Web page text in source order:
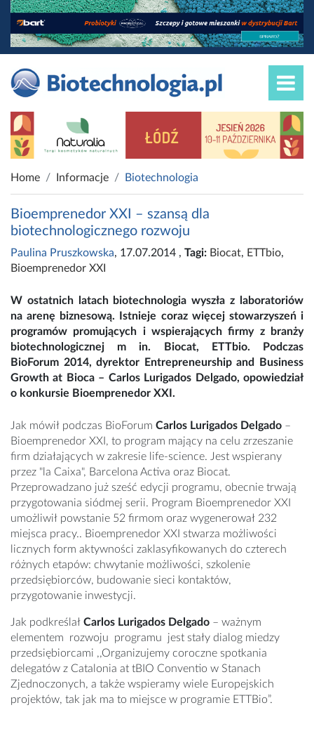
Home Informacje Biotechnologia
Bioemprenedor XXI – szansą dla
biotechnologicznego rozwoju
Paulina Pruszkowska, 17.07.2014 , Tagi: Biocat, ETTbio,
Bioemprenedor XXI
W ostatnich latach biotechnologia wyszła z laboratoriów
na arenę biznesową. Istnieje coraz więcej stowarzyszeń i
programów promujących i wspierających firmy z branży
biotechnologicznej m in. Biocat, ETTbio. Podczas
BioForum 2014, dyrektor Entrepreneurship and Business
Growth at Bioca – Carlos Lurigados Delgado, opowiedział
o konkursie Bioemprenedor XXI.
Jak mówił podczas BioForum Carlos Lurigados Delgado –
Bioemprenedor XXI, to program mający na celu zrzeszanie
firm działających w zakresie life-science. Jest wspierany
przez "la Caixa", Barcelona Activa oraz Biocat.
Przeprowadzano już sześć edycji programu, obecnie trwają
przygotowania siódmej serii. Program Bioemprenedor XXI
umożliwił powstanie 52 firmom oraz wygenerował 232
miejsca pracy.. Bioemprenedor XXI stwarza możliwości
licznych form aktywności zaklasyfikowanych do czterech
różnych etapów: chwytanie możliwości, szkolenie
przedsiębiorców, budowanie sieci kontaktów,
przygotowanie inwestycji.
Jak podkreślał Carlos Lurigados Delgado – ważnym
elementem rozwoju programu jest stały dialog miedzy
przedsiębiorcami ,,Organizujemy coroczne spotkania
delegatów z Catalonia at tBIO Conventio w Stanach
Zjednoczonych, a także wspieramy wiele Europejskich
projektów, tak jak ma to miejsce w programie ETTBio”.